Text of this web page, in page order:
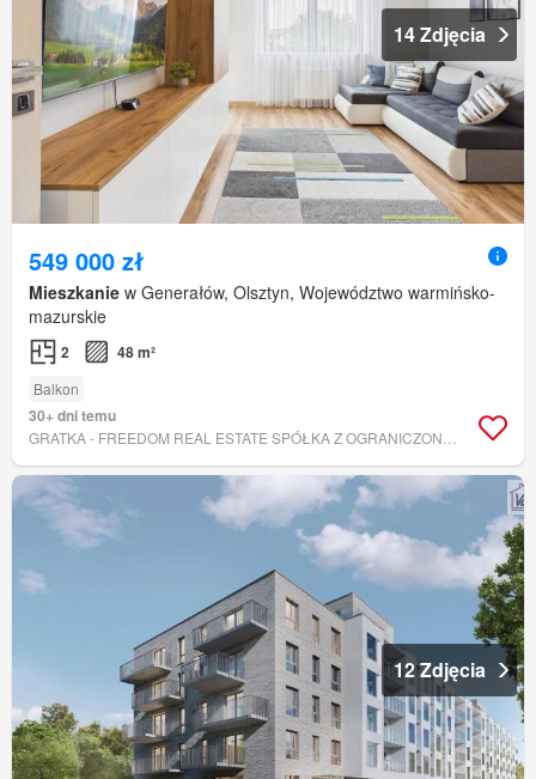
14 Zdjęcia
549 000 zł
Mieszkanie w Generałów, Olsztyn, Województwo warmińsko-
mazurskie
2 48 m²
Balkon
30+ dni temu
12 Zdjęcia